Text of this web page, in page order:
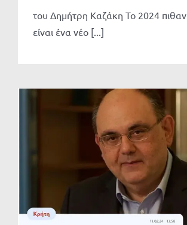
του Δημήτρη Καζάκη To 2024
είναι ένα νέο [...]